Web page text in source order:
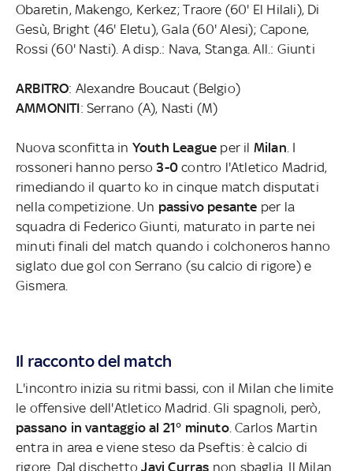
Obaretin, Makengo, Kerkez; Traore (60' El Hilali), Di
Gesù, Bright (46' Eletu), Gala (60' Alesi); Capone,
Rossi (60' Nasti). A disp.: Nava, Stanga. All.: Giunti
ARBITRO: Alexandre Boucaut (Belgio)
AMMONITI: Serrano (A), Nasti (M)
Nuova sconfitta in Youth League per il Milan . I
rossoneri hanno perso 3-0contro l'Atletico Madrid,
rimediando il quarto ko in cinque match disputati
nella competizione. Un passivo pesante per la
squadra di Federico Giunti, maturato in parte nei
minuti finali del match quando i colchoneros hanno
siglato due gol con Serrano (su calcio di rigore) e
Gismera.
Il racconto del match
L'incontro inizia su ritmi bassi, con il Milan che limite
le offensive dell'Atletico Madrid. Gli spagnoli, però,
passano in vantaggio al 21° minuto. Carlos Martin
entra in area e viene steso da Pseftis: è calcio di
rigore. Dal dischettoJavi Curras non sbaglia. Il Milan